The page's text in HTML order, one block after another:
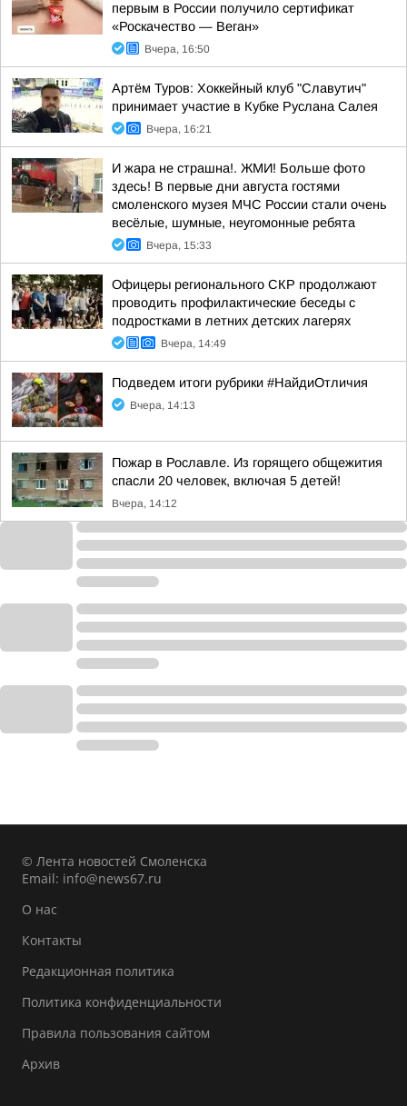
первым в России получило сертификат
«Роскачество — Веган»
Вчера, 16:50
Артём Туров: Хоккейный клуб "Славутич"
принимает участие в Кубке Руслана Салея
Вчера, 16:21
И жара не страшна!. ЖМИ! Больше фото
здесь! В первые дни августа гостями
смоленского музея МЧС России стали очень
весёлые, шумные, неугомонные ребята
Вчера, 15:33
Офицеры регионального СКР продолжают
проводить профилактические беседы с
подростками в летних детских лагерях
Вчера, 14:49
Подведем итоги рубрики #НайдиОтличия
Вчера, 14:13
Пожар в Рославле. Из горящего общежития
спасли 20 человек, включая 5 детей!
Вчера, 14:12
© Лента новостей Смоленска
Email: info@news67.ru
О нас
Контакты
Редакционная политика
Политика конфиденциальности
Правила пользования сайтом
Архив